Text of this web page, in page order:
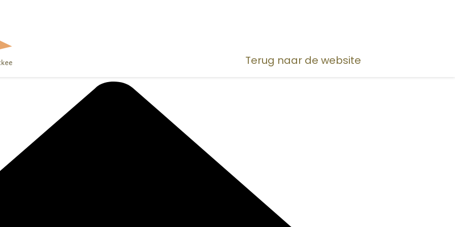
Terug naar de website